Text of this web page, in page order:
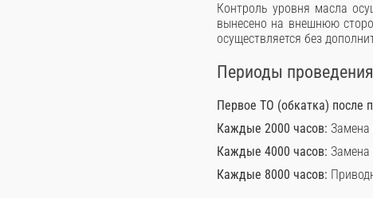
Контроль уровня масла
вынесено на внешнюю
осуществляется без
Периоды
Первое ТО (обкатка) после
Каждые 2000 часов: Замена
Каждые 4000 часов: Замена
Каждые 8000 часов: